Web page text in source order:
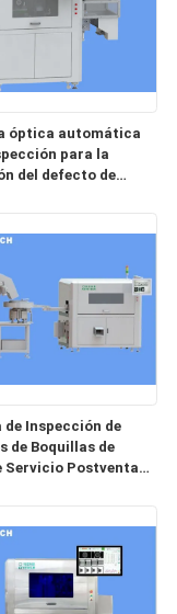
óptica automática
para la
del defecto de
de Inspección de
de Boquillas de
Servicio Postventa